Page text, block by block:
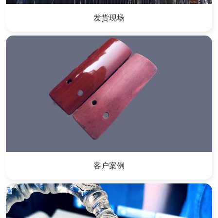
发货现场
客户案例